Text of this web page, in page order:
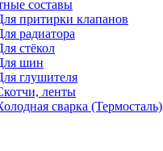
составы
притирки клапанов
радиатора
стёкол
шин
глушителя
ленты
сварка (Термосталь)